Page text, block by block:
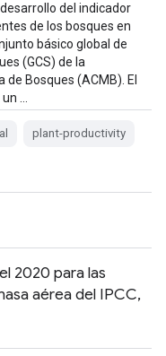
del indicador
de los bosques en
básico global de
(GCS) de la
Bosques (ACMB). El
…
plant-productivity
2020 para las
aérea del IPCC,